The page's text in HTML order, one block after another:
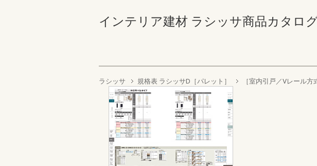
インテリア建材 ラシッサ商品カタロ
ラシッサ 規格表 ラシッサD［パレット］ ［室内引戸／Vレール